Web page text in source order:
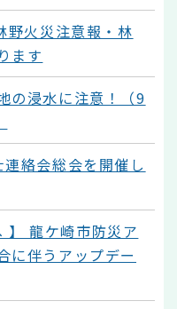
野火災注意報・林
ます
の浸水に注意！（9
絡会総会を開催し
】 龍ケ崎市防災ア
に伴うアップデー